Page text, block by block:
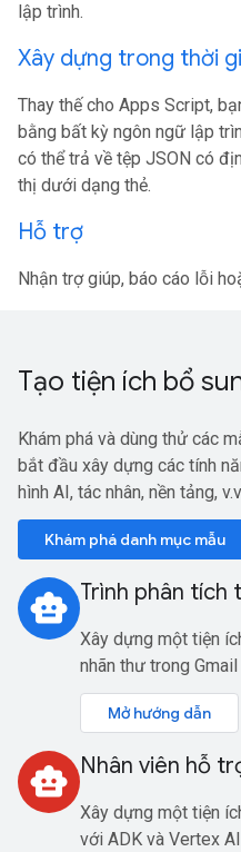
lập trình.
Xây dựng trong thời
Thay thế cho Apps Script,
bằng bất kỳ ngôn ngữ lập
có thể trả về tệp JSON có
thị dưới dạng thẻ.
Hỗ trợ
Nhận trợ giúp, báo cáo lỗi
Tạo tiện ích bổ
Khám phá và dùng thử các
bắt đầu xây dựng các tính
hình AI, tác nhân, nền tảng,
Khám phá danh mục mẫu
smart_toy Trình phân tích
Xây dựng một tiện
nhãn thư trong
Mở hướng dẫn
smart_toy Nhân viên hỗ
Xây dựng một tiện
với ADK và Vertex